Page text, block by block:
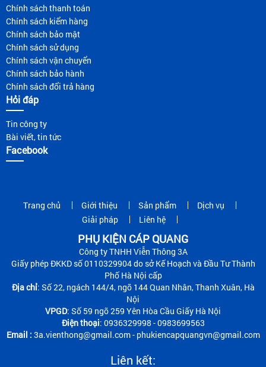
Chính sách thanh toán
Chính sách kiểm hàng
Chính sách bảo mật
Chính sách sử dụng
Chính sách vận chuyển
Chính sách bảo hành
Chính sách đổi trả hàng
Hỏi đáp
Tin công ty
Bài viết, tin tức
Facebook
Trang chủ Giới thiệu Sản phẩm
Dịch vụ
Giải pháp
Liên hệ
PHỤ KIỆN CÁP QUANG
Công ty TNHH Viễn Thông 3A
Giấy phép ĐKKD số 0110329904 do sở Kế Hoạch và Đầu Tư Thành
Phố Hà Nội cấp
Địa chỉ: Số 22, ngách 144/4, ngõ 144 Quan Nhân, Thanh Xuân, Hà
Nội
VPGD: Số 59 ngõ 259 Yên Hòa Cầu Giấy Hà Nội
Điện thoại: 0936329998 - 0983699563
Email : 3a.vienthong@gmail.com - phukiencapquangvn@gmail.com
Liên kết: